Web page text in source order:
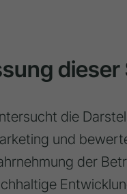
dieser
die
und
der